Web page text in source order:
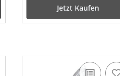
Jetzt Kaufen